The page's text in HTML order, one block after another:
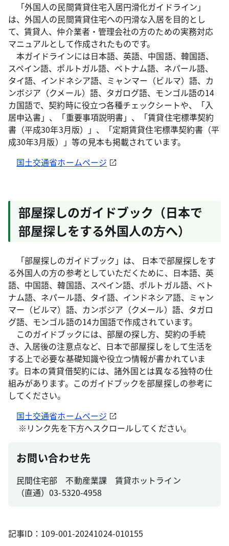
「外国人の民間賃貸住宅入居円滑化ガイドライン」
は、外国人の民間賃貸住宅への円滑な入居を目的とし
て、賃貸人、仲介業者・管理会社の方のための実務対応
マニュアルとして作成されたものです。
本ガイドラインには日本語、英語、中国語、韓国語、
スペイン語、ポルトガル語、ベトナム語、ネパール語、
タイ語、インドネシア語、ミャンマー（ビルマ）語、カ
ンボジア（クメール）語、タガログ語、モンゴル語の14
カ国語で、契約時に役立つ各種チェックシートや、「入
居申込書」、「重要事項説明書」、「賃貸住宅標準契約
書（平成30年3月版）」、「定期賃貸住宅標準契約書（平
成30年3月版）」等の見本も掲載されています。
国土交通省ホームページ
部屋探しのガイドブック（日本で
部屋探しをする外国人の方へ）
「部屋探しのガイドブック」は、 日本で部屋探しをす
る外国人の方の参考としていただくために、日本語、英
語、中国語、韓国語、スペイン語、ポルトガル語、ベト
ナム語、ネパール語、タイ語、インドネシア語、ミャン
マー（ビルマ）語、カンボジア（クメール）語、タガロ
グ語、モンゴル語の14カ国語で作成されています。
このガイドブックには、部屋の探し方、契約の手続
き、入居後の注意点など、日本で部屋探しをして生活を
する上で必要な基礎知識や役立つ情報が書かれていま
す。日本の賃貸借契約には、諸外国とは異なる独特の仕
組みがあります。このガイドブックを部屋探しの参考に
してください。
国土交通省ホームページ
※リンク先を下方へスクロールしてください。
お問い合わせ先
民間住宅部 不動産業課 賃貸ホットライン
（直通）03-5320-4958
記事ID：109-001-20241024-010155